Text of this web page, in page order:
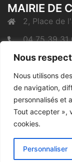
Nous
Nous utilisons
de navigation,
personnalisés et
Tout accepter »,
cookies.
Personnaliser
MAIRIE DE
2, Place de
04 75 39 31
Mentions
© 2026